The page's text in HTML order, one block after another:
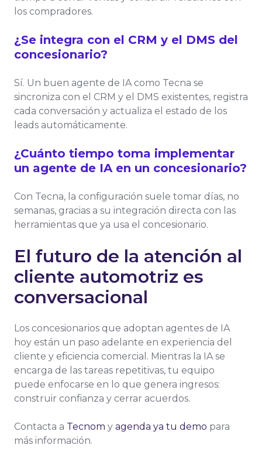
los compradores.
¿Se integra con el CRM y el DMS del
concesionario?
Sí. Un buen agente de IA como Tecna se
sincroniza con el CRM y el DMS existentes, registra
cada conversación y actualiza el estado de los
leads automáticamente.
¿Cuánto tiempo toma implementar
un agente de IA en un concesionario?
Con Tecna, la configuración suele tomar días, no
semanas, gracias a su integración directa con las
herramientas que ya usa el concesionario.
El futuro de la atención al
cliente automotriz es
conversacional
Los concesionarios que adoptan agentes de IA
hoy están un paso adelante en experiencia del
cliente y eficiencia comercial. Mientras la IA se
encarga de las tareas repetitivas, tu equipo
puede enfocarse en lo que genera ingresos:
construir confianza y cerrar acuerdos.
Contacta a Tecnom y agenda ya tu demo para
más información.